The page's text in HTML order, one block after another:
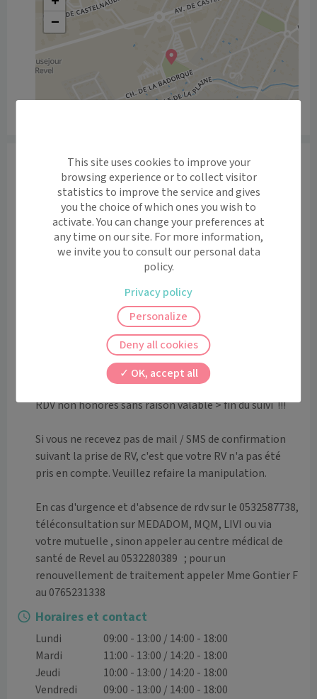
−
Informations
CABINET FERME du 3/08 au 16/08 inclus   ainsi que le 31
aout et 1er sept
Le  Docteur LEDENT Céline vous accueille dans son
cabinet au 20 rue Clémence Isaure à Revel
DIRECTEMENT en face centrakor/avec kiné. Le
Docteur reçoit les adultes, enfants et nourrissons
- Des consultations de médecine générale
- Des vaccinations (sauf covid)
- Les permis sauf post toxique
!!!  1 RDV non honoré > tablette de chocolat noir / 2
RDV non honorés sans raison valable > fin du suivi  !!!
Si vous ne recevez pas de mail / SMS de confirmation
suivant la prise de RV, c'est que votre RV n'a pas été
pris en compte. Veuillez refaire la manipulation.
En cas d'urgence et d'absence de rdv sur le 0532587738,
téléconsultation sur MEDADOM, MQM, LIVI ou via
votre mutuelle , sinon appeler au centre médical de
santé de Revel au 0532280389   ; pour un
renouvellement de traitement appeler Mme Gontier F
au 0765231338
Horaires et contact
Lundi
09:00 - 13:00 / 14:00 - 18:00
Mardi
11:00 - 13:00 / 14:20 - 18:00
Jeudi
10:00 - 13:00 / 14:20 - 18:00
Vendredi
09:00 - 13:00 / 14:00 - 18:00
This site uses cookies to improve your
browsing experience or to collect visitor
statistics to improve the service and gives
you the choice of which ones you wish to
activate. You can change your preferences at
any time on our site. For more information,
we invite you to consult our personal data
policy.
OK, accept all
Deny all cookies
Personalize
Privacy policy